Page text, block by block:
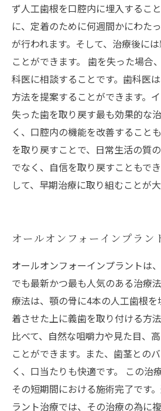
ず人工歯根を口腔内に埋入するこ
に、定着のために何週間かにわた
が行われます。そして、治療後に
ことができます。 歯を失った場合
科医に相談することです。歯科医
方法を提案することができます。
失った歯を取り戻す最も効果的な
く、口腔内の機能を改善すること
を取り戻すことで、日常生活の質
でなく、自信を取り戻すこともで
して、早期治療に取り組むことが大
オールオンフォーインプラン
オールオンフォーインプラントは
でも最新かつ最も人気のある治療
療法は、顎の骨に4本の人工歯根
着させた上に義歯を取り付ける方
比べて、自然な咀嚼力や見た目、
ことができます。また、歯茎との
く、口当たりも快適です。 この治
その短期間における施術完了です
ラント治療では、その治療の為に